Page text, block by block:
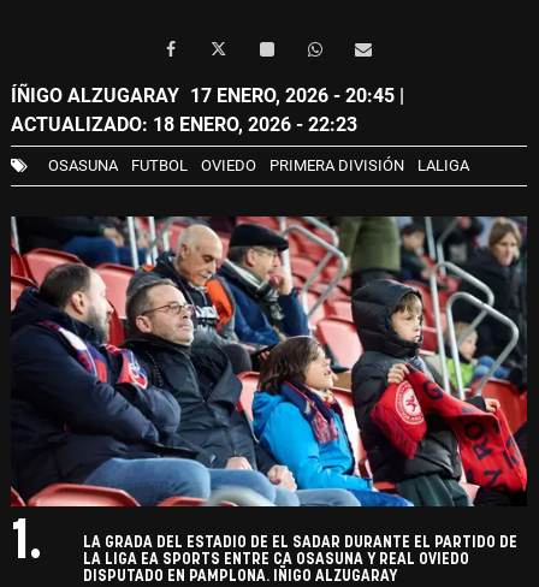
ÍÑIGO ALZUGARAY 17 ENERO, 2026 - 20:45 |
ACTUALIZADO: 18 ENERO, 2026 - 22:23
OSASUNA FUTBOL OVIEDO PRIMERA DIVISIÓN LALIGA
1.
LA GRADA DEL ESTADIO DE EL SADAR DURANTE EL PARTIDO DE
LA LIGA EA SPORTS ENTRE CA OSASUNA Y REAL OVIEDO
DISPUTADO EN PAMPLONA. IÑIGO ALZUGARAY